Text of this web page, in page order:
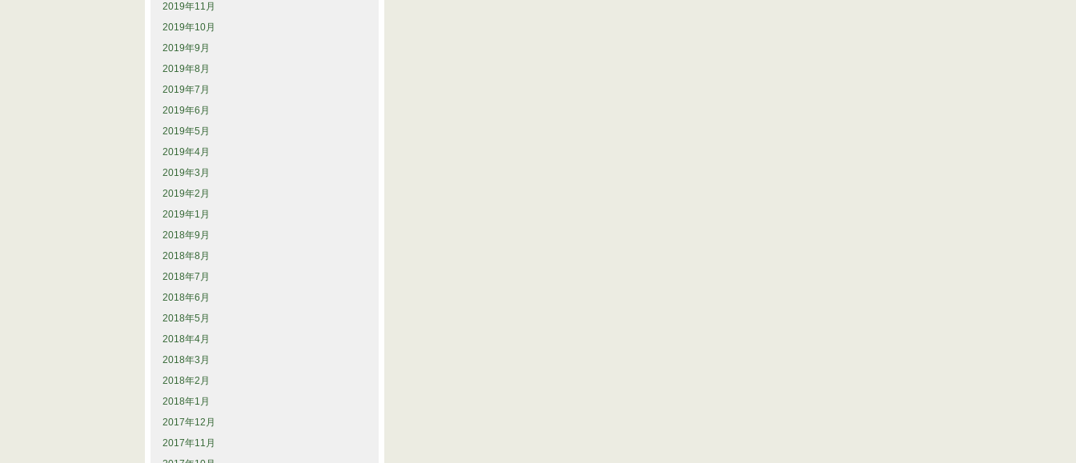
2019年11月
2019年10月
2019年9月
2019年8月
2019年7月
2019年6月
2019年5月
2019年4月
2019年3月
2019年2月
2019年1月
2018年9月
2018年8月
2018年7月
2018年6月
2018年5月
2018年4月
2018年3月
2018年2月
2018年1月
2017年12月
2017年11月